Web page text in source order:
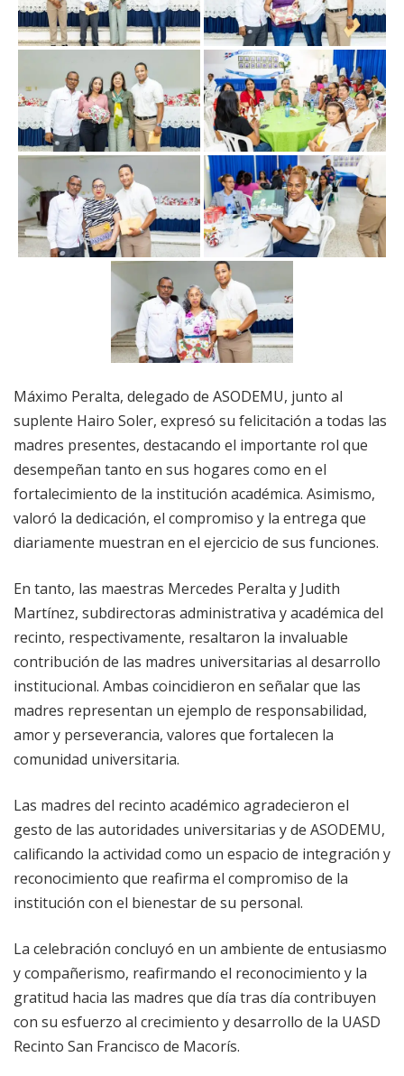
Máximo Peralta, delegado de ASODEMU, junto al
suplente Hairo Soler, expresó su felicitación a todas las
madres presentes, destacando el importante rol que
desempeñan tanto en sus hogares como en el
fortalecimiento de la institución académica. Asimismo,
valoró la dedicación, el compromiso y la entrega que
diariamente muestran en el ejercicio de sus funciones.
En tanto, las maestras Mercedes Peralta y Judith
Martínez, subdirectoras administrativa y académica del
recinto, respectivamente, resaltaron la invaluable
contribución de las madres universitarias al desarrollo
institucional. Ambas coincidieron en señalar que las
madres representan un ejemplo de responsabilidad,
amor y perseverancia, valores que fortalecen la
comunidad universitaria.
Las madres del recinto académico agradecieron el
gesto de las autoridades universitarias y de ASODEMU,
calificando la actividad como un espacio de integración y
reconocimiento que reafirma el compromiso de la
institución con el bienestar de su personal.
La celebración concluyó en un ambiente de entusiasmo
y compañerismo, reafirmando el reconocimiento y la
gratitud hacia las madres que día tras día contribuyen
con su esfuerzo al crecimiento y desarrollo de la UASD
Recinto San Francisco de Macorís.